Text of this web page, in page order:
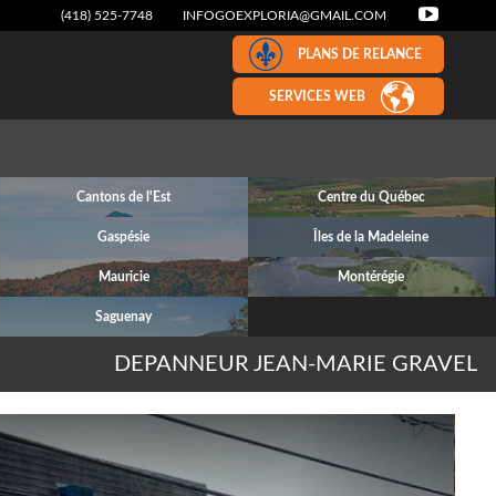
(418) 525-7748 INFOGOEXPLORIA@GMAIL.COM
PLANS DE RELANCE
SERVICES WEB
Cantons de l'Est Centre du Québec
Gaspésie Îles de la Madeleine
Mauricie Montérégie
Saguenay
DEPANNEUR JEAN-MARIE GRAVEL
Next